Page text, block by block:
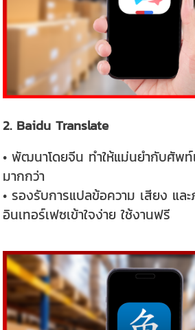
2. Baidu Translate
• พัฒนาโดยจีน ทำให้แม่นยำกับศัพท์
มากกว่า
• รองรับการแปลข้อความ เสียง แล
อินเทอร์เฟซเข้าใจง่าย ใช้งานฟรี